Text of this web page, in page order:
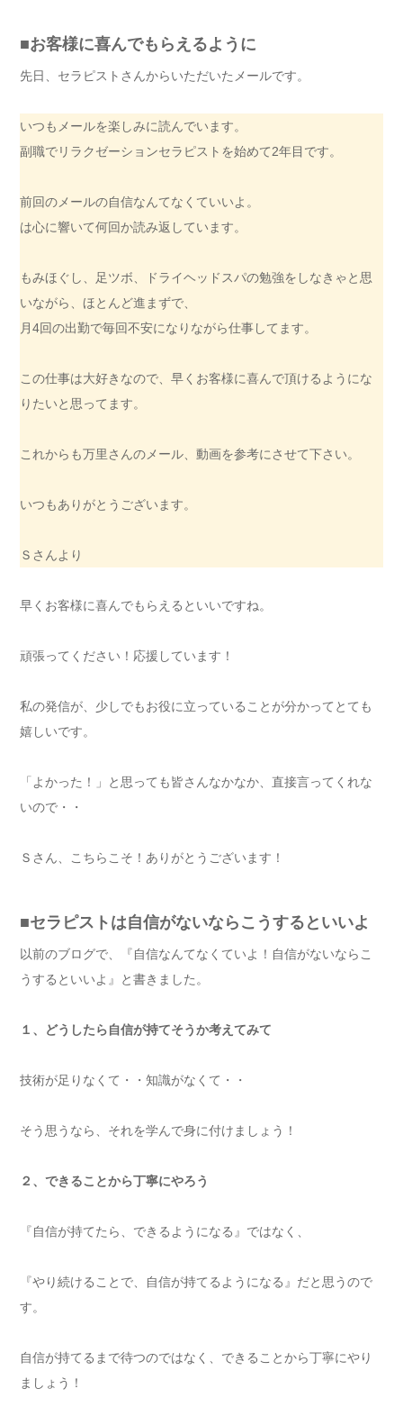
■お客様に喜んでもらえるように
先日、セラピストさんからいただいたメールです。
いつもメールを楽しみに読んでいます。
副職でリラクゼーションセラピストを始めて2年目です。
前回のメールの自信なんてなくていいよ。
は心に響いて何回か読み返しています。
もみほぐし、足ツボ、ドライヘッドスパの勉強をしなきゃと思
いながら、ほとんど進まずで、
月4回の出勤で毎回不安になりながら仕事してます。
この仕事は大好きなので、早くお客様に喜んで頂けるようにな
りたいと思ってます。
これからも万里さんのメール、動画を参考にさせて下さい。
いつもありがとうございます。
Ｓさんより
早くお客様に喜んでもらえるといいですね。
頑張ってください！応援しています！
私の発信が、少しでもお役に立っていることが分かってとても
嬉しいです。
「よかった！」と思っても皆さんなかなか、直接言ってくれな
いので・・
Ｓさん、こちらこそ！ありがとうございます！
■セラピストは自信がないならこうするといいよ
以前のブログで、『自信なんてなくていよ！自信がないならこ
うするといいよ』と書きました。
１、どうしたら自信が持てそうか考えてみて
技術が足りなくて・・知識がなくて・・
そう思うなら、それを学んで身に付けましょう！
２、できることから丁寧にやろう
『自信が持てたら、できるようになる』ではなく、
『やり続けることで、自信が持てるようになる』だと思うので
す。
自信が持てるまで待つのではなく、できることから丁寧にやり
ましょう！